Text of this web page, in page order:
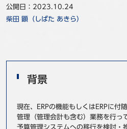
セミ
公開日：2023.10.24
柴田 顕（しばた あきら）
背景
現在、ERPの機能もしくはERPに付
管理（管理会計も含む）業務を行っ
予算管理システムへの移行を検討・